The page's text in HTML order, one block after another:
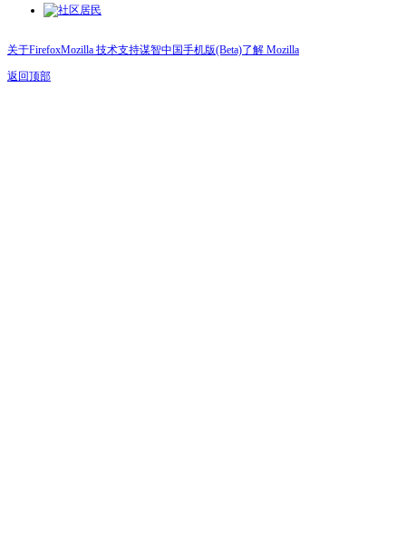
关于FirefoxMozilla 技术支持谋智中国手机版(Beta)了解 Mozilla
返回顶部